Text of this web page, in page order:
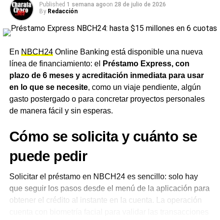
rubros, comosupermercados, almacenes, estaciones
de servicio, restaurantes, farmacias e indumentaria,
entre otros.Para la red de comercios, la operación
funciona exactamente igual que cualquier venta con
tarjeta de débito, sin necesidad de realizar ninguna
acción o trámite adicional. El servicio no tiene costos
adicionales, comisiones ni intereses, y puede utilizarse
en cualquier comercio que opere con la tarjeta de débito
Chaco 24.
el día a día
Desde el NBCHremarcaron que la entidad busca
posicionarse como aliada de las familias chaqueñas para
acompañar el día a día, con la tranquilidad de poder
comprar y cubrir imprevistos incluso cuando no hay saldo
Published 1 semana agoon 28 de julio de 2026
By Redacción
En NBCH24Online Banking está disponible una nueva
línea de financiamiento: el
Préstamo Express, con
plazo de 6 meses y acreditación inmediata para usar
en lo que se necesite, como un viaje pendiente, algún
gasto postergado o para concretar proyectos personales
de manera fácil y sin esperas.
Cómo se solicita y cuánto se
puede pedir
Solicitar el préstamo en NBCH24 es sencillo: solo hay
que seguir los pasos desde el menú de la aplicación para
obtener el crédito al instante en la cuenta. La operación